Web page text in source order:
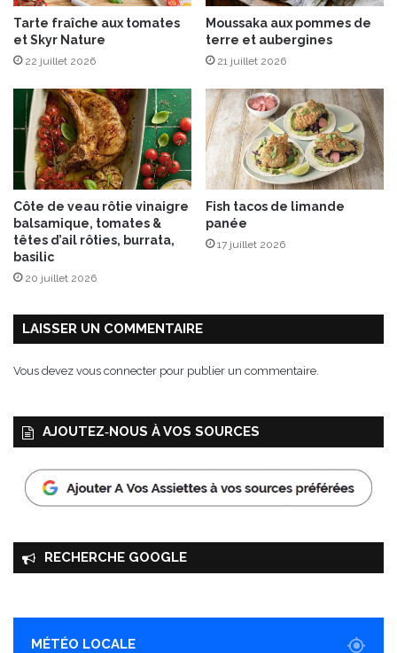
s
T
a
b
s
Tarte fraîche aux tomates
et Skyr Nature
22 juillet 2026
Moussaka aux pommes de
terre et aubergines
21 juillet 2026
Côte de veau rôtie vinaigre
balsamique, tomates &
têtes d’ail rôties, burrata,
basilic
20 juillet 2026
Fish tacos de limande
panée
17 juillet 2026
LAISSER UN COMMENTAIRE
Vous devez vous connecter pour publier un commentaire.
AJOUTEZ‑NOUS À VOS SOURCES
RECHERCHE GOOGLE
MÉTÉO LOCALE